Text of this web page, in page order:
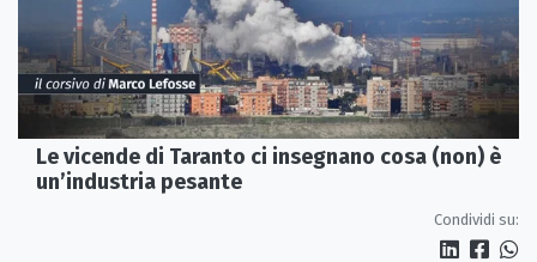
Le vicende di Taranto ci insegnano cosa (non) è
un’industria pesante
Condividi su: